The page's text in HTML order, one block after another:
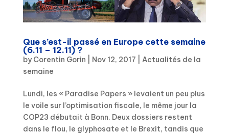
Que s’est-il passé en Europe cette semaine
(6.11 – 12.11) ?
by Corentin Gorin Nov 12, 2017
Actualités de la
semaine
Lundi, les « Paradise Papers » levaient un peu plus
le voile sur l’optimisation fiscale, le même jour la
COP23 débutait à Bonn. Deux dossiers restent
dans le flou, le glyphosate et le Brexit, tandis que